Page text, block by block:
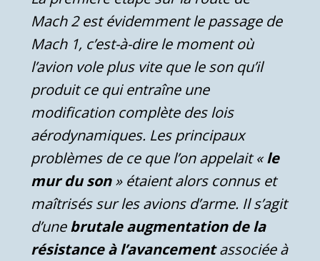
Mach 2 est évidemment le passage de
Mach 1, c’est-à-dire le moment où
l’avion vole plus vite que le son qu’il
produit ce qui entraîne une
modification complète des lois
aérodynamiques. Les principaux
problèmes de ce que l’on appelait «le
mur du son» étaient alors connus et
maîtrisés sur les avions d’arme. Il s’agit
d’unebrutale augmentation de la
résistance à l’avancementassociée à